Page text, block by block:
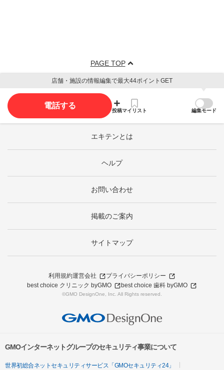
PAGE TOP
店舗・施設の情報編集で最大44ポイントGET
電話する
投稿マイリスト 編集モード
エキテンとは
ヘルプ
お問い合わせ
掲載のご案内
サイトマップ
利用規約運営会社
プライバシーポリシー
best choice クリニック byGMO
best choice 歯科 byGMO
©GMO DesignOne, Inc. All Rights reserved.
GMOインターネットグループのセキュリティ事業について
世界初総合ネットセキュリティサービス「GMOセキュリティ24」